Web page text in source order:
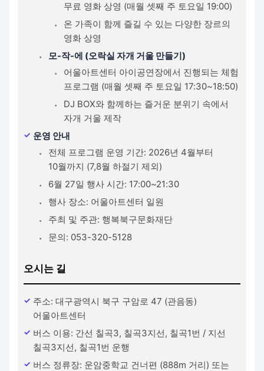
무료 영화 상영 (매월 셋째 주 토요일 19:00)
온 가족이 함께 즐길 수 있는 다양한 장르의
영화 상영
모-작-에 (오락실 자개 거울 만들기)
어울아트센터 아이공연장에서 진행되는 체험
프로그램 (매월 셋째 주 토요일 17:30~18:50)
DJ BOX와 함께하는 즐거운 분위기 속에서
자개 거울 제작
운영 안내
전체 프로그램 운영 기간: 2026년 4월부터
10월까지 (7,8월 하절기 제외)
6월 27일 행사 시간: 17:00~21:30
행사 장소: 어울아트센터 일원
주최 및 주관: 행복북구문화재단
문의: 053-320-5128
오시는 길
주소: 대구광역시 북구 구암로 47 (관음동)
어울아트센터
버스 이용: 간선 칠곡3, 칠곡3지선, 칠곡1번 / 지선
칠곡3지선, 칠곡1번 운행
버스 정류장: 운암중학교 건너편 (888m 거리) 또는